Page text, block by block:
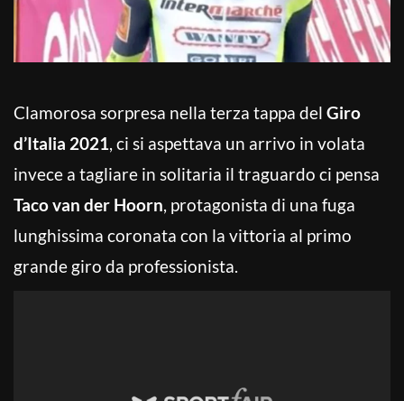
Clamorosa sorpresa nella terza tappa del Giro
d’Italia 2021, ci si aspettava un arrivo in volata
invece a tagliare in solitaria il traguardo ci pensa
Taco van der Hoorn, protagonista di una fuga
lunghissima coronata con la vittoria al primo
grande giro da professionista.